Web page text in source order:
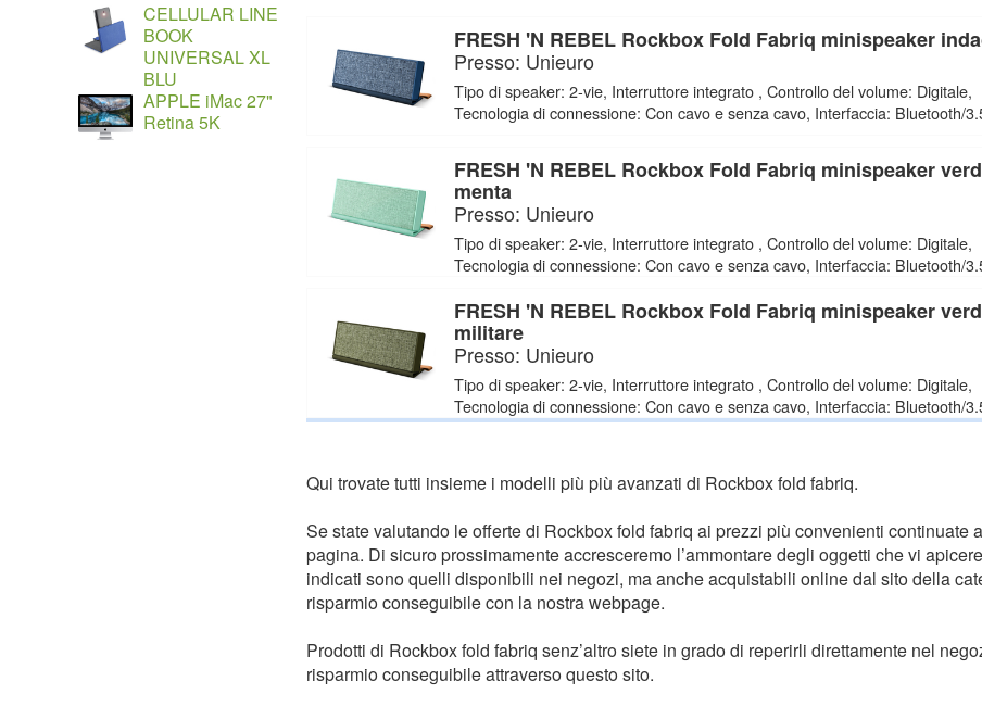
CELLULAR LINE
BOOK
UNIVERSAL XL
BLU
APPLE iMac 27"
Retina 5K
FRESH 'N REBEL Rockbox Fold Fabriq minispeaker
Presso: Unieuro
Tipo di speaker: 2-vie, Interruttore integrato , Controllo del volume: Digitale,
Tecnologia di connessione: Con cavo e senza cavo, Interfaccia: Bluetooth/
FRESH 'N REBEL Rockbox Fold Fabriq minispeaker
menta
Presso: Unieuro
Tipo di speaker: 2-vie, Interruttore integrato , Controllo del volume: Digitale,
Tecnologia di connessione: Con cavo e senza cavo, Interfaccia: Bluetooth/
FRESH 'N REBEL Rockbox Fold Fabriq minispeaker
militare
Presso: Unieuro
Tipo di speaker: 2-vie, Interruttore integrato , Controllo del volume: Digitale,
Tecnologia di connessione: Con cavo e senza cavo, Interfaccia: Bluetooth/
Qui trovate tutti insieme i modelli più più avanzati di Rockbox fold fabriq.
Se state valutando le offerte di Rockbox fold fabriq ai prezzi più convenienti continuate
pagina. Di sicuro prossimamente accresceremo l’ammontare degli oggetti che vi
indicati sono quelli disponibili nei negozi, ma anche acquistabili online dal sito della
risparmio conseguibile con la nostra webpage.
Prodotti di Rockbox fold fabriq senz’altro siete in grado di reperirli direttamente nel
risparmio conseguibile attraverso questo sito.